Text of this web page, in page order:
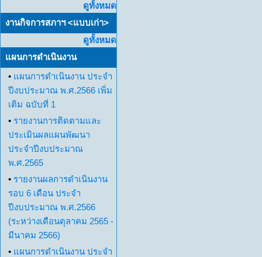
ดูทั้งหมด
งานกิจการสภาฯ <แบบเก่า>
ดูทั้งหมด
แผนการดำเนินงาน
• แผนการดำเนินงาน ประจำ
ปีงบประมาณ พ.ศ.2566 เพิ่ม
เติม ฉบับที่ 1
• รายงานการติดตามและ
ประเมินผลแผนพัฒนา
ประจำปีงบประมาณ
พ.ศ.2565
• รายงานผลการดำเนินงาน
รอบ 6 เดือน ประจำ
ปีงบประมาณ พ.ศ.2566
(ระหว่างเดือนตุลาคม 2565 -
มีนาคม 2566)
• แผนการดำเนินงาน ประจำ